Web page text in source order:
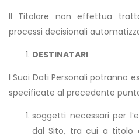
Il Titolare non effettua
processi decisionali
DESTINATARI
I Suoi Dati Personali potranno
specificate al precedente
soggetti necessari per
dal Sito, tra cui a titolo